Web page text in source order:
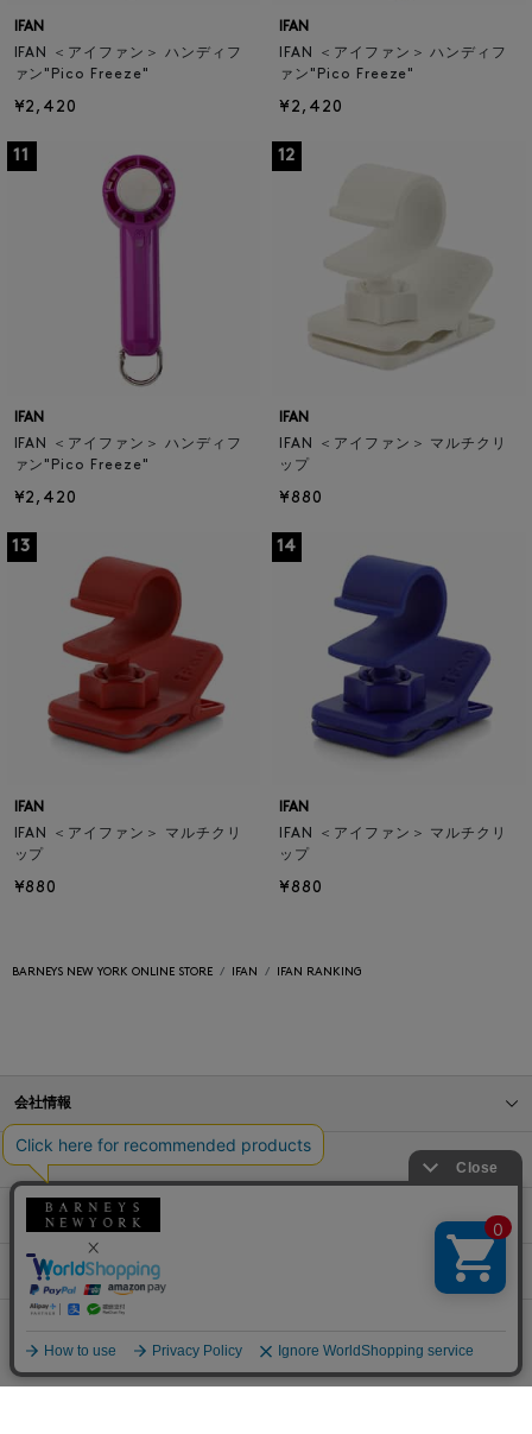
IFAN
IFAN ＜アイファン＞ ハンディフ
ァン"Pico Freeze"
¥2,420
IFAN
IFAN ＜アイファン＞ ハンディフ
ァン"Pico Freeze"
¥2,420
11
IFAN
IFAN ＜アイファン＞ ハンディフ
ァン"Pico Freeze"
¥2,420
12
IFAN
IFAN ＜アイファン＞ マルチクリ
ップ
¥880
13
IFAN
IFAN ＜アイファン＞ マルチクリ
ップ
¥880
14
IFAN
IFAN ＜アイファン＞ マルチクリ
ップ
¥880
BARNEYS NEW YORK ONLINE STORE IFAN IFAN RANKING
会社情報
オンラインストアショッピングガイド
店舗情報
サービス